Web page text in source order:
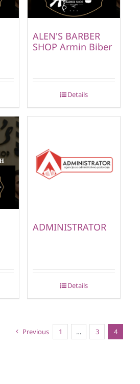
ALEN'S BARBER
SHOP Armin Biber
Details
ADMINISTRATOR
Details
Previous 1 … 3 4